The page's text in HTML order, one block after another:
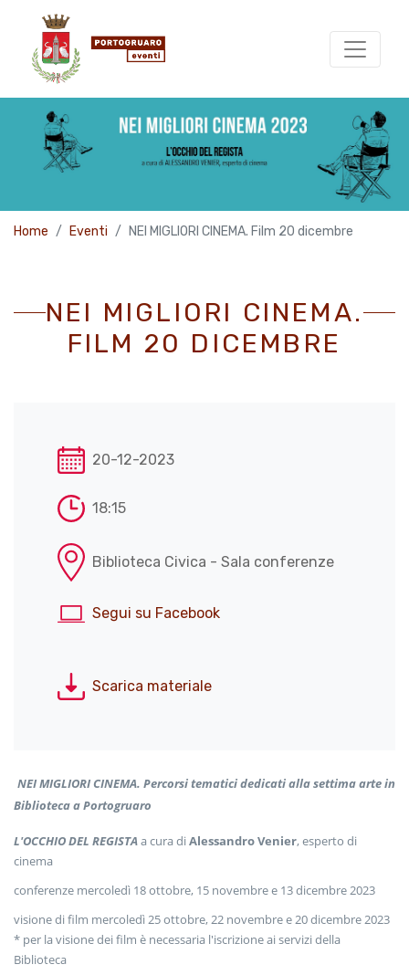
Home Eventi NEI MIGLIORI CINEMA. Film 20 dicembre
NEI MIGLIORI CINEMA.
FILM 20 DICEMBRE
20-12-2023
18:15
Biblioteca Civica - Sala conferenze
Segui su Facebook
Scarica materiale
NEI MIGLIORI CINEMA. Percorsi tematici dedicati alla settima arte in
Biblioteca a Portogruaro
L'OCCHIO DEL REGISTAa cura diAlessandro Venier, esperto di
cinema
conferenze mercoledì 18 ottobre, 15 novembre e 13 dicembre 2023
visione di film mercoledì 25 ottobre, 22 novembre e 20 dicembre 2023
* per la visione dei film è necessaria l'iscrizione ai servizi della
Biblioteca